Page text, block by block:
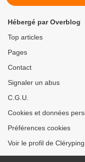
Hébergé par Overblog
Top articles
Pages
Contact
Signaler un abus
C.G.U.
Cookies et données
Préférences cookies
Voir le profil de